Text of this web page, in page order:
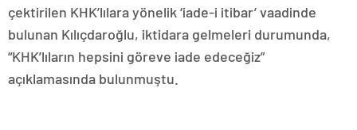
çektirilen KHK’lılara yönelik ‘iade-i itibar’ vaadinde
bulunan Kılıçdaroğlu, iktidara gelmeleri durumunda,
“KHK’lıların hepsini göreve iade edeceğiz”
açıklamasında bulunmuştu.